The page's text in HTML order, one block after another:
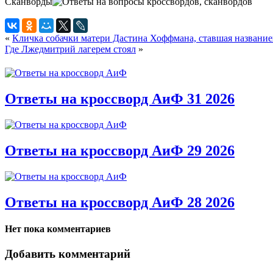
« Кличка собачки матери Дастина Хоффмана, ставшая
Где Лжедмитрий лагерем стоял »
Ответы на кроссворд АиФ 31 2026
Ответы на кроссворд АиФ 29 2026
Ответы на кроссворд АиФ 28 2026
Нет пока комментариев
Добавить комментарий